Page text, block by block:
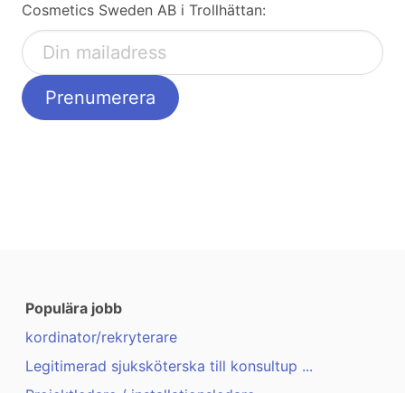
Cosmetics Sweden AB i Trollhättan:
Populära jobb
kordinator/rekryterare
Legitimerad sjuksköterska till konsultup ...